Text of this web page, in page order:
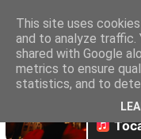
This site uses
and to analyze traffic.
shared with Google
metrics to ensure
statistics, and to